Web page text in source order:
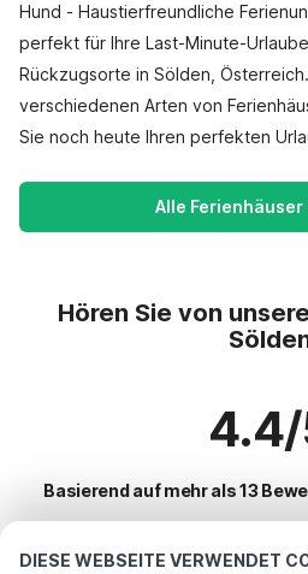
DIESE WEBSEITE VERWENDET
Hund - Haustierfreundliche
perfekt für Ihre Last-Minute-
Rückzugsorte in Sölden,
verschiedenen Arten von
Sie noch heute Ihren perfekten
Alle Ferienhäuser
Hören Sie von
Basierend auf mehr als 13